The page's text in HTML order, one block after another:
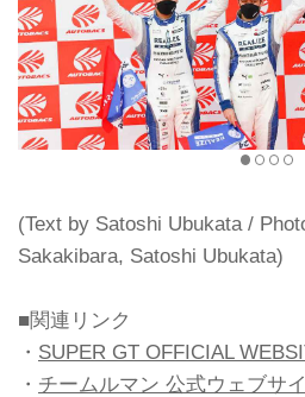
(Text by Satoshi Ubukata /
Sakakibara, Satoshi Ubukata)
■関連リンク
・ SUPER GT OFFICIAL
・ チームルマン 公式ウェブサ